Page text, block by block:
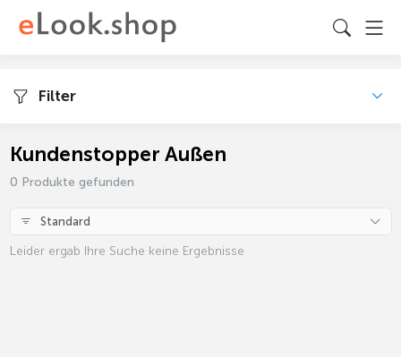
Filter
Kundenstopper Außen
0 Produkte gefunden
Standard
Leider ergab Ihre Suche keine Ergebnisse